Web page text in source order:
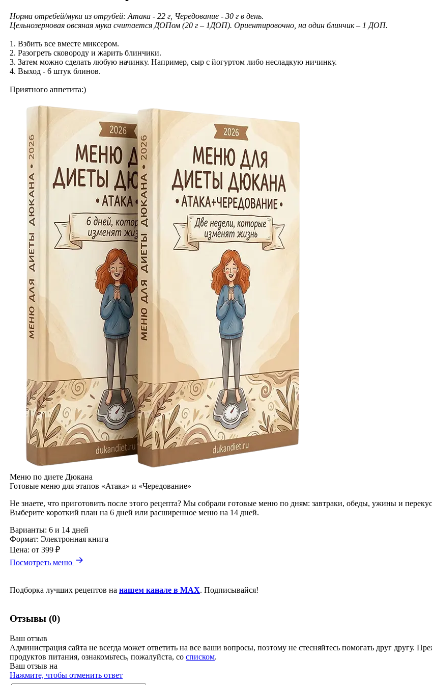
Норма отребей/муки из отрубей: Атака - 22 г, Чередование - 30 г в день.
Цельнозерновая овсяная мука считается ДОПом (20 г – 1ДОП). Ориентировочно, на один блинчик – 1 ДОП.
1. Взбить все вместе миксером.
2. Разогреть сковороду и жарить блинчики.
3. Затем можно сделать любую начинку. Например, сыр с йогуртом либо несладкую ничинку.
4. Выход - 6 штук блинов.
Приятного аппетита:)
Меню по диете Дюкана
Готовые меню для этапов «Атака» и «Чередование»
Не знаете, что приготовить после этого рецепта? Мы собрали готовые меню по дням: завтраки, обеды, ужины и
Выберите короткий план на 6 дней или расширенное меню на 14 дней.
Варианты: 6 и 14 дней
Формат: Электронная книга
Цена: от 399 ₽
Посмотреть меню
Подборка лучших рецептов на нашем канале в MAX. Подписывайся!
Отзывы (0)
Ваш отзыв
Администрация сайта не всегда может ответить на все ваши вопросы, поэтому не стесняйтесь помогать друг другу.
продуктов питания, ознакомьтесь, пожалуйста, со списком.
Ваш отзыв на
Нажмите, чтобы отменить ответ